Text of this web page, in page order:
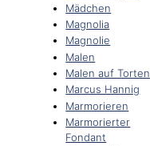
Mädchen
Magnolia
Magnolie
Malen
Malen auf Torten
Marcus Hannig
Marmorieren
Marmorierter
Fondant